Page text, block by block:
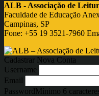
ALB - Associação de
Faculdade de Educação
Campinas, SP
Fone: +55 19 3521-7960
Cadastrar Nova Conta
Username
Email
PasswordMínimo 6